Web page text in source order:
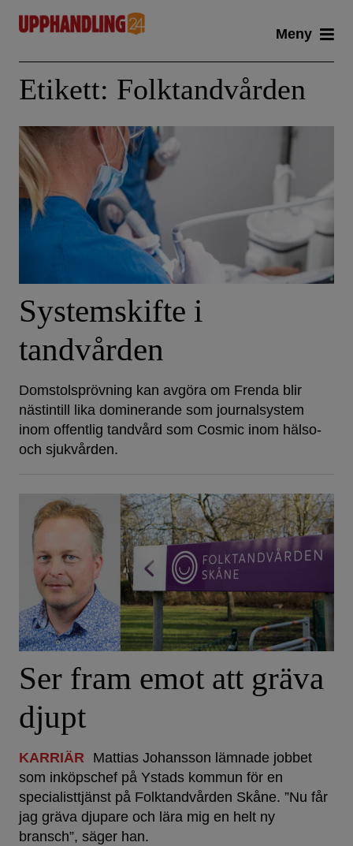
content
Meny
Etikett: Folktandvården
Systemskifte i
tandvården
Domstolsprövning kan avgöra om Frenda blir
nästintill lika dominerande som journalsystem
inom offentlig tandvård som Cosmic inom hälso-
och sjukvården.
Ser fram emot att gräva
djupt
KARRIÄR
Mattias Johansson lämnade jobbet
som inköpschef på Ystads kommun för en
specialisttjänst på Folktandvården Skåne. ”Nu får
jag gräva djupare och lära mig en helt ny
bransch”, säger han.